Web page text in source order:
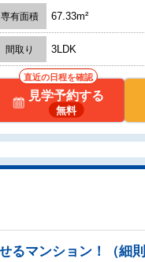
専有面積 67.33m²
間取り 3LDK
直近の日程を確認
見学予約する
無料